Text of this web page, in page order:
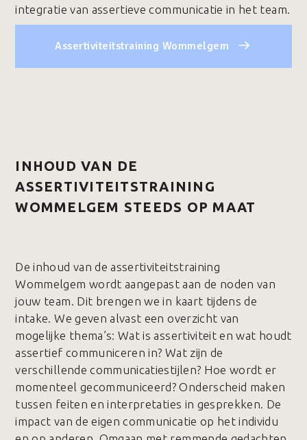
integratie van assertieve communicatie in het team.
Assertiviteitstraining Wommelgem
INHOUD VAN DE
ASSERTIVITEITSTRAINING
WOMMELGEM STEEDS OP MAAT
De inhoud van de assertiviteitstraining
Wommelgem wordt aangepast aan de noden van
jouw team. Dit brengen we in kaart tijdens de
intake. We geven alvast een overzicht van
mogelijke thema’s: Wat is assertiviteit en wat houdt
assertief communiceren in? Wat zijn de
verschillende communicatiestijlen? Hoe wordt er
momenteel gecommuniceerd? Onderscheid maken
tussen feiten en interpretaties in gesprekken. De
impact van de eigen communicatie op het individu